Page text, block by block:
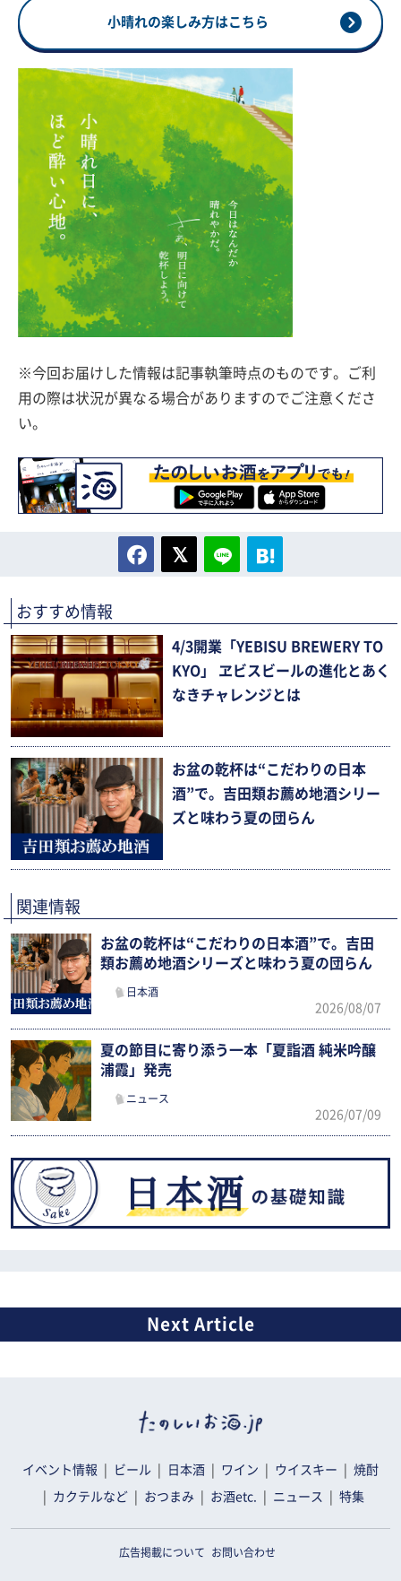
小晴れの楽しみ方はこちら
※今回お届けした情報は記事執筆時点のものです。ご利
用の際は状況が異なる場合がありますのでご注意くださ
い。
おすすめ情報
4/3開業「YEBISU BREWERY TO
KYO」 ヱビスビールの進化とあく
なきチャレンジとは
お盆の乾杯は“こだわりの日本
酒”で。吉田類お薦め地酒シリー
ズと味わう夏の団らん
関連情報
お盆の乾杯は“こだわりの日本酒”で。吉田
類お薦め地酒シリーズと味わう夏の団らん
日本酒
2026/08/07
夏の節目に寄り添う一本「夏詣酒 純米吟醸
浦霞」発売
ニュース
2026/07/09
イベント情報 ビール 日本酒 ワイン ウイスキー 焼酎
カクテルなど おつまみ お酒etc. ニュース 特集
広告掲載について お問い合わせ